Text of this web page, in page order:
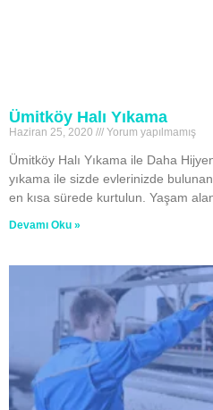
Ümitköy Halı Yıkama
Haziran 25, 2020 Yorum yapılmamış
Ümitköy Halı Yıkama ile Daha
yıkama ile sizde evlerinizde
en kısa sürede kurtulun. Yaşam
Devamı Oku »